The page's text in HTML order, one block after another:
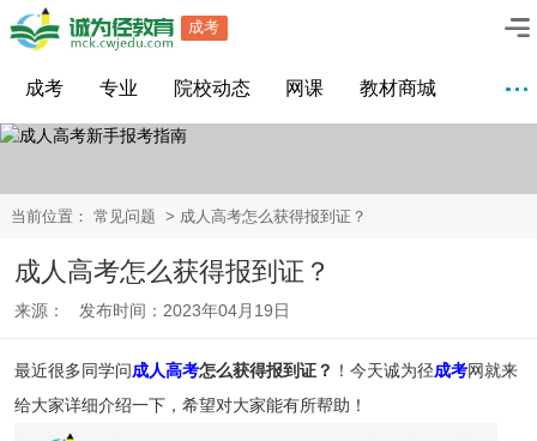
成考
成考 专业 院校动态 网课 教材商城
当前位置： 常见问题 > 成人高考怎么获得报到证？
成人高考怎么获得报到证？
来源： 发布时间：2023年04月19日
最近很多同学问成人高考怎么获得报到证？ ！今天诚为径成考网就来
给大家详细介绍一下，希望对大家能有所帮助！